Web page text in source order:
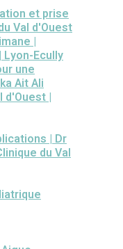
et prise
Val d'Ouest
|
Lyon-Ecully
une
Ait Ali
d'Ouest |
| Dr
du Val